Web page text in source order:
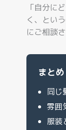
「自分に
く、とい
にご相談
まとめ
同じ
雰囲
服装